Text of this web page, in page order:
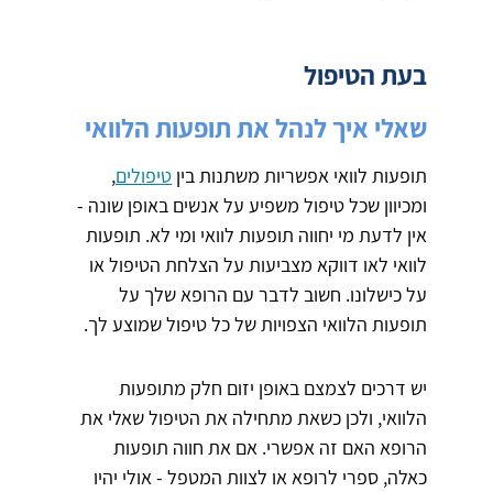
בעת הטיפול
שאלי איך לנהל את תופעות הלוואי
תופעות לוואי אפשריות משתנות בין טיפולים,
ומכיוון שכל טיפול משפיע על אנשים באופן שונה -
אין לדעת מי יחווה תופעות לוואי ומי לא. תופעות
לוואי לאו דווקא מצביעות על הצלחת הטיפול או
על כישלונו. חשוב לדבר עם הרופא שלך על
תופעות הלוואי הצפויות של כל טיפול שמוצע לך.
יש דרכים לצמצם באופן יזום חלק מתופעות
הלוואי, ולכן כשאת מתחילה את הטיפול שאלי את
הרופא האם זה אפשרי. אם את חווה תופעות
כאלה, ספרי לרופא או לצוות המטפל - אולי יהיו